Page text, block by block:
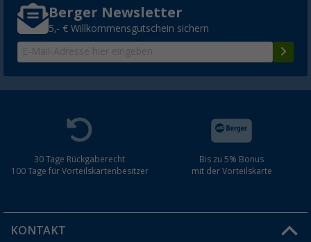
Berger Newsletter
5,- € Willkommensgutschein sichern
30 Tage Rückgaberecht
100 Tage für Vorteilskartenbesitzer
Bis zu 5% Bonus
mit der Vorteilskarte
KONTAKT